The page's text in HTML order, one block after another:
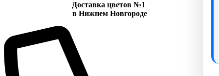
Доставка цветов №1
в Нижнем Новгороде